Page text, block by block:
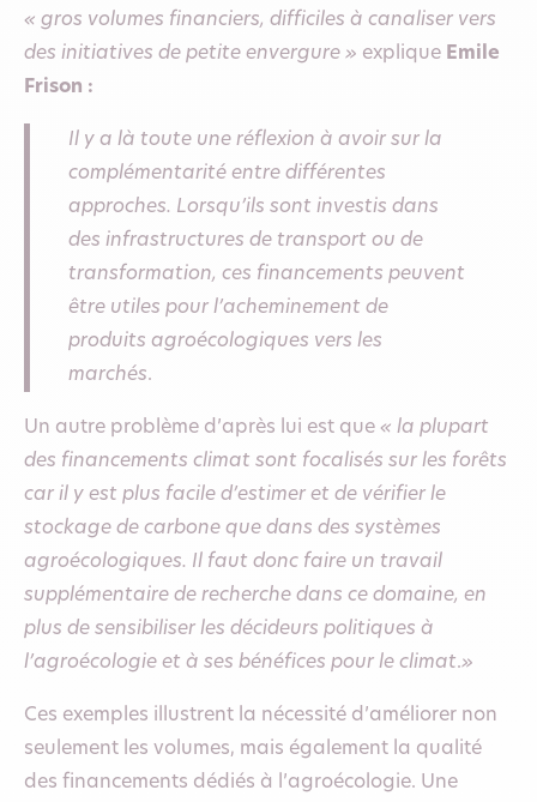
« gros volumes financiers, difficiles à canaliser vers
des initiatives de petite envergure » explique Emile
Frison :
Il y a là toute une réflexion à avoir sur la
complémentarité entre différentes
approches. Lorsqu’ils sont investis dans
des infrastructures de transport ou de
transformation, ces financements peuvent
être utiles pour l’acheminement de
produits agroécologiques vers les
marchés.
Un autre problème d’après lui est que « la plupart
des financements climat sont focalisés sur les forêts
car il y est plus facile d’estimer et de vérifier le
stockage de carbone que dans des systèmes
agroécologiques. Il faut donc faire un travail
supplémentaire de recherche dans ce domaine, en
plus de sensibiliser les décideurs politiques à
l’agroécologie et à ses bénéfices pour le climat.»
Ces exemples illustrent la nécessité d’améliorer non
seulement les volumes, mais également la qualité
des financements dédiés à l’agroécologie. Une